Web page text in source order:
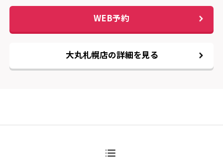
WEB予約
大丸札幌店の詳細を見る